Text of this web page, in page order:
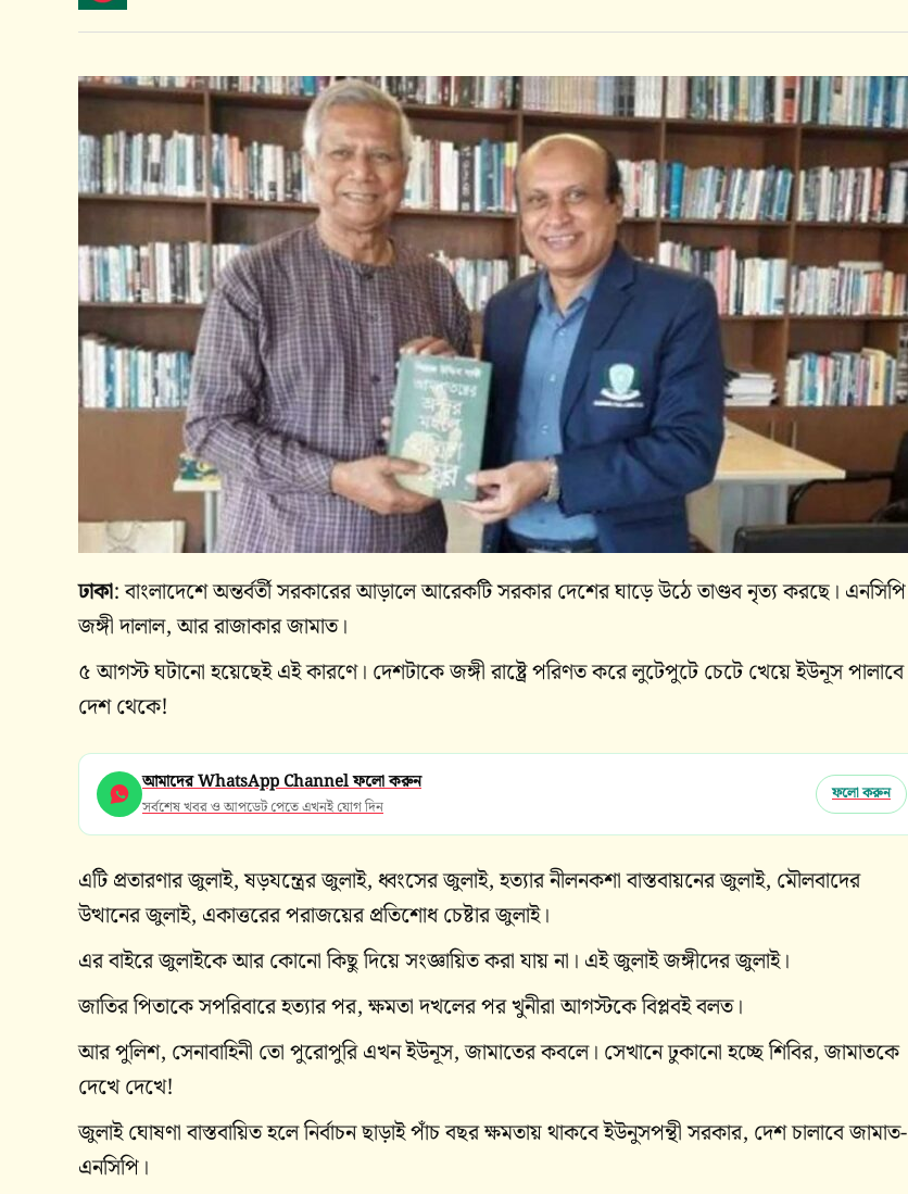
ঢাকা: বাংলাদেশে অন্তর্বর্তী সরকারের আড়ালে আরেকটি সরকার দেশের ঘাড়ে উঠে তাণ্ডব নৃত্য করছে। এনসিপি
জঙ্গী দালাল, আর রাজাকার জামাত।
৫ আগস্ট ঘটানো হয়েছেই এই কারণে। দেশটাকে জঙ্গী রাষ্ট্রে পরিণত করে লুটেপুটে চেটে খেয়ে ইউনূস পালাবে
দেশ থেকে!
আমাদের WhatsApp Channel ফলো করুন
সর্বশেষ খবর ও আপডেট পেতে এখনই যোগ দিন
ফলো করুন
এটি প্রতারণার জুলাই, ষড়যন্ত্রের জুলাই, ধ্বংসের জুলাই, হত্যার নীলনকশা বাস্তবায়নের জুলাই, মৌলবাদের
উত্থানের জুলাই, একাত্তরের পরাজয়ের প্রতিশোধ চেষ্টার জুলাই।
এর বাইরে জুলাইকে আর কোনো কিছু দিয়ে সংজ্ঞায়িত করা যায় না। এই জুলাই জঙ্গীদের জুলাই।
জাতির পিতাকে সপরিবারে হত্যার পর, ক্ষমতা দখলের পর খুনীরা আগস্টকে বিপ্লবই বলত।
আর পুলিশ, সেনাবাহিনী তো পুরোপুরি এখন ইউনূস, জামাতের কবলে। সেখানে ঢুকানো হচ্ছে শিবির, জামাতকে
দেখে দেখে!
জুলাই ঘোষণা বাস্তবায়িত হলে নির্বাচন ছাড়াই পাঁচ বছর ক্ষমতায় থাকবে ইউনুসপন্থী সরকার, দেশ চালাবে জামাত-
এনসিপি।